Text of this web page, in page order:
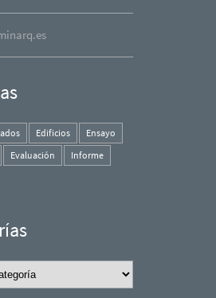
Edificios
Ensayo
Evaluación
Informe